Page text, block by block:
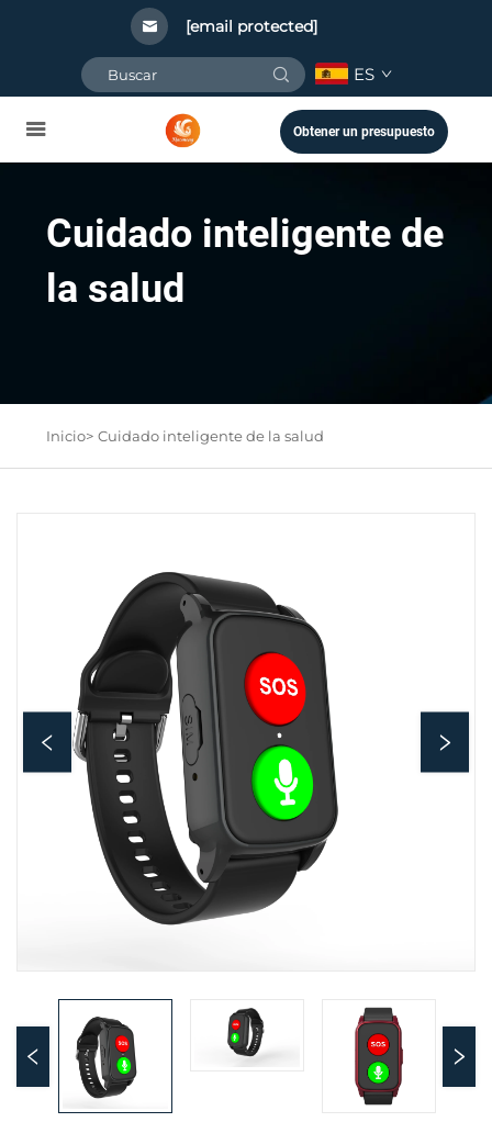
[email protected]
ES
Obtener un presupuesto
Cuidado inteligente de
la salud
Inicio> Cuidado inteligente de la salud